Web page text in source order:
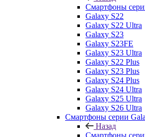
Смартфоны
Galaxy S22
Galaxy S22 Ultra
Galaxy S23
Galaxy S23FE
Galaxy S23 Ultra
Galaxy S22 Plus
Galaxy S23 Plus
Galaxy S24 Plus
Galaxy S24 Ultra
Galaxy S25 Ultra
Galaxy S26 Ultra
Смартфоны серии
Назад
Смартфоны